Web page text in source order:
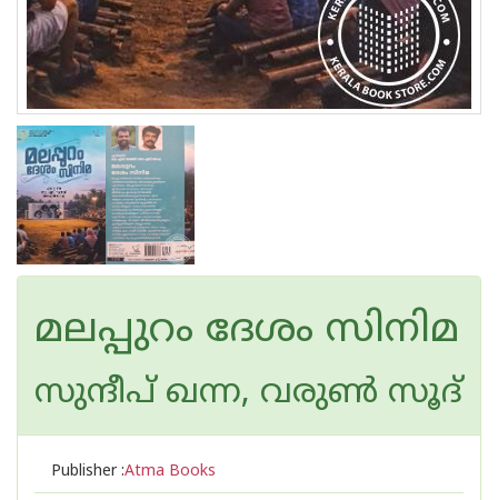
മലപ്പുറം ദേശം സിനിമ
സുന്ദീപ് ഖന്ന, വരുൺ സൂദ്
Publisher :Atma Books